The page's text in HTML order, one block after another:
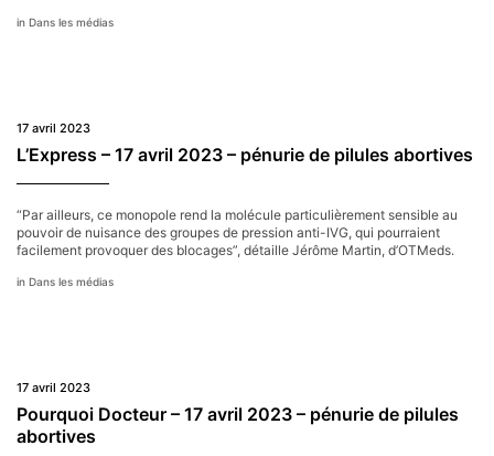
Dans les médias
17 avril 2023
L’Express – 17 avril 2023 – pénurie de pilules abortives
“Par ailleurs, ce monopole rend la molécule particulièrement sensible au
pouvoir de nuisance des groupes de pression anti-IVG, qui pourraient
facilement provoquer des blocages”, détaille Jérôme Martin, d’OTMeds.
Dans les médias
17 avril 2023
Pourquoi Docteur – 17 avril 2023 – pénurie de pilules
abortives